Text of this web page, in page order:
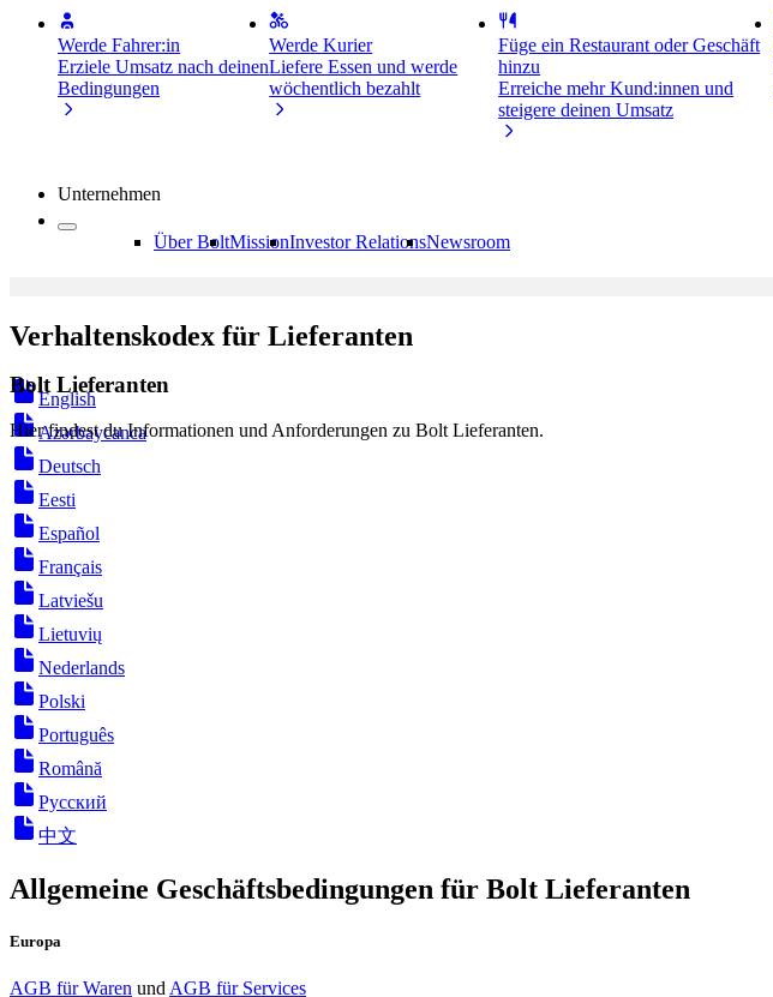
Werde Fahrer:in
Erziele Umsatz nach deinen
Bedingungen
Werde Kurier
Liefere Essen und werde
wöchentlich bezahlt
Füge ein Restaurant oder Geschäft
hinzu
Erreiche mehr Kund:innen und
steigere deinen Umsatz
Unternehmen
Über BoltMissionInvestor RelationsNewsroom
Bolt Lieferanten
Hier findest du Informationen und Anforderungen zu Bolt Lieferanten.
Verhaltenskodex für Lieferanten
English
Azərbaycanca
Deutsch
Eesti
Español
Français
Latviešu
Lietuvių
Nederlands
Polski
Português
Română
Русский
中文
Allgemeine Geschäftsbedingungen für Bolt Lieferanten
Europa
AGB für Waren und AGB für Services